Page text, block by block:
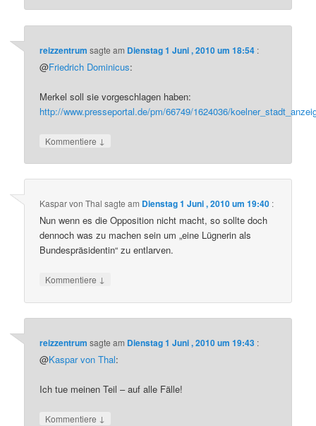
reizzentrum sagte am Dienstag 1 Juni , 2010 um 18:54 :
@Friedrich Dominicus:
Merkel soll sie vorgeschlagen haben:
http://www.presseportal.de/pm/66749/1624036/
Kommentiere ↓
Kaspar von Thal sagte am Dienstag 1 Juni , 2010 um 19:40 :
Nun wenn es die Opposition nicht macht, so sollte doch
dennoch was zu machen sein um „eine Lügnerin als
Bundespräsidentin“ zu entlarven.
Kommentiere ↓
reizzentrum sagte am Dienstag 1 Juni , 2010 um 19:43 :
@Kaspar von Thal:
Ich tue meinen Teil – auf alle Fälle!
Kommentiere ↓